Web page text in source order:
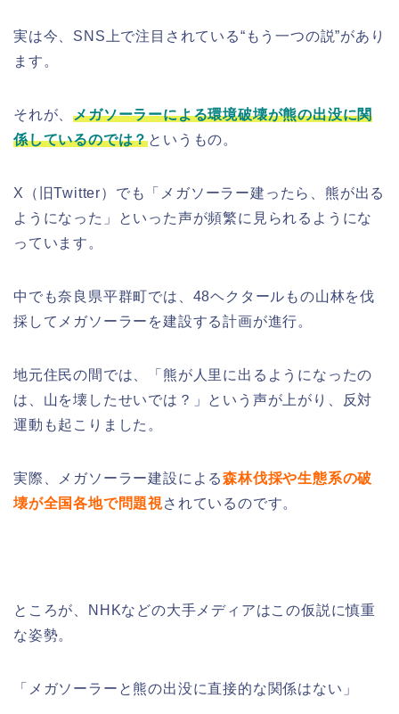
実は今、SNS上で注目されている“もう一つの説”があり
ます。
それが、メガソーラーによる環境破壊が熊の出没に関
係しているのでは？というもの。
X（旧Twitter）でも「メガソーラー建ったら、熊が出る
ようになった」といった声が頻繁に見られるようにな
っています。
中でも奈良県平群町では、48ヘクタールもの山林を伐
採してメガソーラーを建設する計画が進行。
地元住民の間では、「熊が人里に出るようになったの
は、山を壊したせいでは？」という声が上がり、反対
運動も起こりました。
実際、メガソーラー建設による森林伐採や生態系の破
壊が全国各地で問題視されているのです。
ところが、NHKなどの大手メディアはこの仮説に慎重
な姿勢。
「メガソーラーと熊の出没に直接的な関係はない」